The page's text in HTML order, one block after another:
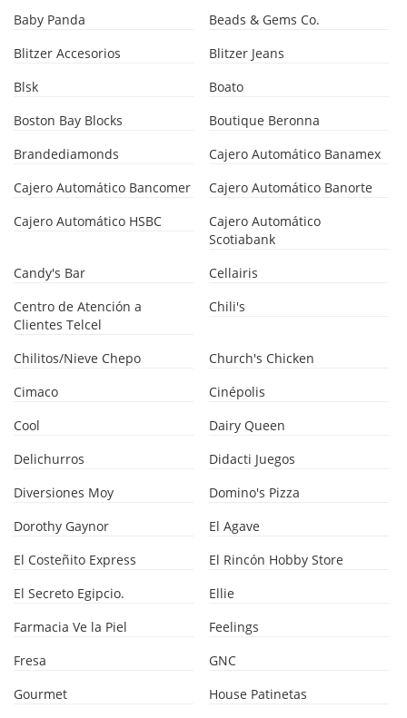
Baby Panda
Beads & Gems Co.
Blitzer Accesorios
Blitzer Jeans
Blsk
Boato
Boston Bay Blocks
Boutique Beronna
Brandediamonds
Cajero Automático Banamex
Cajero Automático Bancomer
Cajero Automático Banorte
Cajero Automático HSBC
Cajero Automático
Scotiabank
Candy's Bar
Cellairis
Centro de Atención a
Clientes Telcel
Chili's
Chilitos/Nieve Chepo
Church's Chicken
Cimaco
Cinépolis
Cool
Dairy Queen
Delichurros
Didacti Juegos
Diversiones Moy
Domino's Pizza
Dorothy Gaynor
El Agave
El Costeñito Express
El Rincón Hobby Store
El Secreto Egipcio.
Ellie
Farmacia Ve la Piel
Feelings
Fresa
GNC
Gourmet
House Patinetas